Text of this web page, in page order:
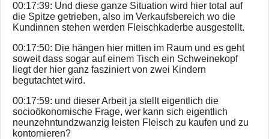
00:17:39: Und diese ganze Situation wird hier total auf
die Spitze getrieben, also im Verkaufsbereich wo die
Kundinnen stehen werden Fleischkaderbe ausgestellt.
00:17:50: Die hängen hier mitten im Raum und es geht
soweit dass sogar auf einem Tisch ein Schweinekopf
liegt der hier ganz fasziniert von zwei Kindern
begutachtet wird.
00:17:59: und dieser Arbeit ja stellt eigentlich die
socioökonomische Frage, wer kann sich eigentlich
neunzehntundzwanzig leisten Fleisch zu kaufen und zu
kontomieren?